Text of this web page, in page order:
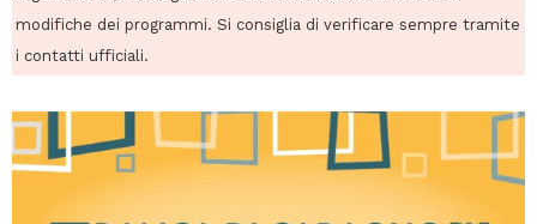
modifiche dei programmi. Si consiglia di verificare sempre tramite
i contatti ufficiali.